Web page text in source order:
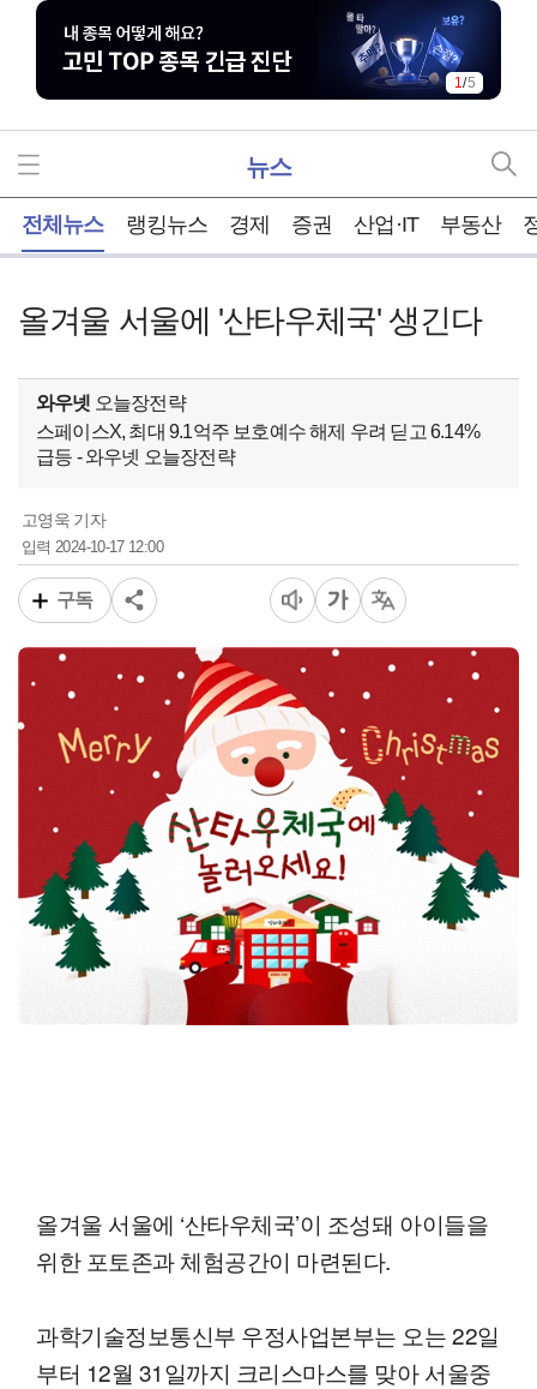
1/5
뉴스
전체뉴스 랭킹뉴스 경제 증권 산업·IT 부동산
올겨울 서울에 '산타우체국' 생긴다
와우넷 오늘장전략
스페이스X, 최대 9.1억주 보호예수 해제 우려 딛고 6.14%
급등 - 와우넷 오늘장전략
고영욱 기자
입력2024-10-17 12:00
구독
올겨울 서울에 ‘산타우체국’이 조성돼 아이들을
위한 포토존과 체험공간이 마련된다.
과학기술정보통신부 우정사업본부는 오는 22일
부터 12월 31일까지 크리스마스를 맞아 서울중